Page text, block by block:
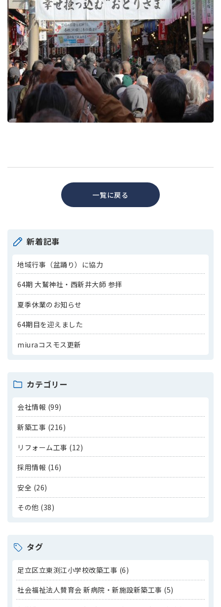
一覧に戻る
新着記事
地域行事（盆踊り）に協力
64期 大鷲神社・西新井大師 参拝
夏季休業のお知らせ
64期目を迎えました
miuraコスモス更新
カテゴリー
会社情報 (99)
新築工事 (216)
リフォーム工事 (12)
採用情報 (16)
安全 (26)
その他 (38)
タグ
足立区立東渕江小学校改築工事 (6)
社会福祉法人賛育会 新病院・新施設新築工事 (5)